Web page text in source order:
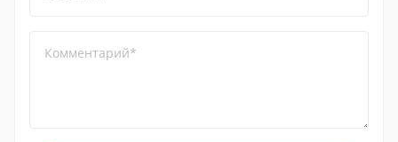
Комментарий*